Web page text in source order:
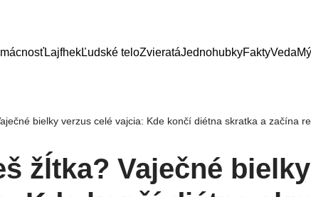
LajfhekĽudské teloZvieratáJednohubkyFaktyVeda
bielky verzus celé vajcia: Kde končí diétna skratka a začína
žĺtka? Vaječné